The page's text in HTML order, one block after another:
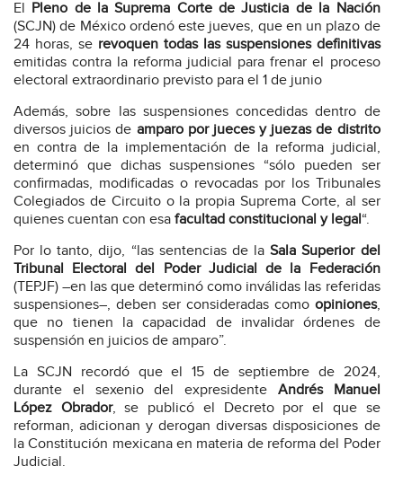
El Pleno de la Suprema Corte de Justicia de la Nación
(SCJN) de México ordenó este jueves, que en un plazo de
24 horas, se revoquen todas las suspensiones definitivas
emitidas contra la reforma judicial para frenar el proceso
electoral extraordinario previsto para el 1 de junio
Además, sobre las suspensiones concedidas dentro de
diversos juicios de amparo por jueces y juezas de distrito
en contra de la implementación de la reforma judicial,
determinó que dichas suspensiones “sólo pueden ser
confirmadas, modificadas o revocadas por los Tribunales
Colegiados de Circuito o la propia Suprema Corte, al ser
quienes cuentan con esa facultad constitucional y legal“.
Por lo tanto, dijo, “las sentencias de laSala Superior del
Tribunal Electoral del Poder Judicial de la Federación
(TEPJF) –en las que determinó como inválidas las referidas
suspensiones–, deben ser consideradas como opiniones,
que no tienen la capacidad de invalidar órdenes de
suspensión en juicios de amparo”.
La SCJN recordó que el 15 de septiembre de 2024,
durante el sexenio del expresidente Andrés Manuel
López Obrador, se publicó el Decreto por el que se
reforman, adicionan y derogan diversas disposiciones de
la Constitución mexicana en materia de reforma del Poder
Judicial.